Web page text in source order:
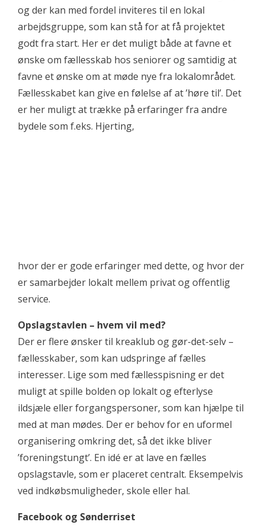
og der kan med fordel inviteres til en lokal
arbejdsgruppe, som kan stå for at få projektet
godt fra start. Her er det muligt både at favne et
ønske om fællesskab hos seniorer og samtidig at
favne et ønske om at møde nye fra lokalområdet.
Fællesskabet kan give en følelse af at ’høre til’. Det
er her muligt at trække på erfaringer fra andre
bydele som f.eks. Hjerting,
hvor der er gode erfaringer med dette, og hvor der
er samarbejder lokalt mellem privat og offentlig
service.
Opslagstavlen – hvem vil med?
Der er flere ønsker til kreaklub og gør-det-selv –
fællesskaber, som kan udspringe af fælles
interesser. Lige som med fællesspisning er det
muligt at spille bolden op lokalt og efterlyse
ildsjæle eller forgangspersoner, som kan hjælpe til
med at man mødes. Der er behov for en uformel
organisering omkring det, så det ikke bliver
’foreningstungt’. En idé er at lave en fælles
opslagstavle, som er placeret centralt. Eksempelvis
ved indkøbsmuligheder, skole eller hal.
Facebook og Sønderriset